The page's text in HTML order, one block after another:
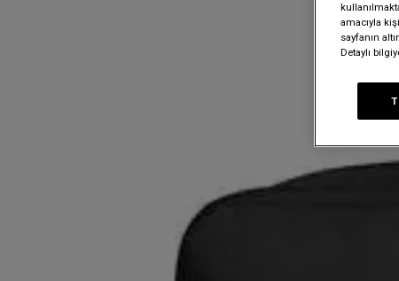
amacıyla
sayfanın
Detaylı